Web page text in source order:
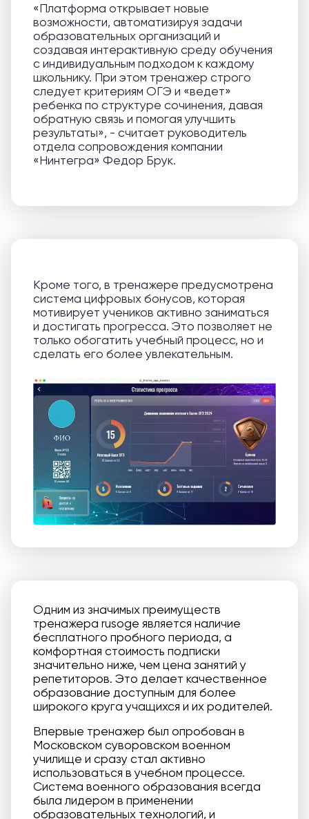
«Платформа открывает новые
возможности, автоматизируя задачи
образовательных организаций и
создавая интерактивную среду обучения
с индивидуальным подходом к каждому
школьнику. При этом тренажер строго
следует критериям ОГЭ и «ведет»
ребенка по структуре сочинения, давая
обратную связь и помогая улучшить
результаты», - считает руководитель
отдела сопровождения компании
«Нинтегра» Федор Брук.
Кроме того, в тренажере предусмотрена
система цифровых бонусов, которая
мотивирует учеников активно заниматься
и достигать прогресса. Это позволяет не
только обогатить учебный процесс, но и
сделать его более увлекательным.
Одним из значимых преимуществ
тренажера rusoge является наличие
бесплатного пробного периода, а
комфортная стоимость подписки
значительно ниже, чем цена занятий у
репетиторов. Это делает качественное
образование доступным для более
широкого круга учащихся и их родителей.
Впервые тренажер был опробован в
Московском суворовском военном
училище и сразу стал активно
использоваться в учебном процессе.
Система военного образования всегда
была лидером в применении
образовательных технологий, и